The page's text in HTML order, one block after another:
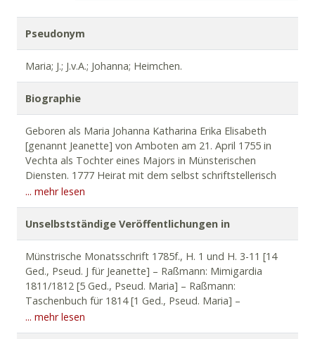
Pseudonym
Maria; J.; J.v.A.; Johanna; Heimchen.
Biographie
Geboren als Maria Johanna Katharina Erika Elisabeth
[genannt Jeanette] von Amboten am 21. April 1755 in
Vechta als Tochter eines Majors in Münsterischen
Diensten. 1777 Heirat mit dem selbst schriftstellerisch
tätigen (s.Münstrische
preußischen Hauptmann Klemens August von Aachen.
Seit dem 15. Juni 1808 verwitwet. Lebte ständig in
Münster. Verstarb am 21. Januar 1845.
War seit 1777 schriftstellerisch tätig. Erste Gedichte und
Aufsätze wurden von anderen Personen, die um deren
Mittheilung baten, dem Druck übergeben[…]
daßsie selbst je daran dachte, etwas einzuliefern
(Raßmann 1866).
Erzeugnisse trauriger Schicksale, die ihr Herz sehr
... mehr lesen
Unselbstständige Veröffentlichungen in
Münstrische Monatsschrift 1785f., H. 1 und H. 3-11 [14
Ged., Pseud. J für Jeanette] – Raßmann: Mimigardia
1811/1812 [5 Ged., Pseud. Maria] – Raßmann:
Taschenbuch für 1814 [1 Ged., Pseud. Maria] –
Grote/Raßmann: Thusnelda 1816 [4 Ged., Pseud. J] –
Raßmann: Sammlung triolettischer Spiele 1817 [3
... mehr lesen